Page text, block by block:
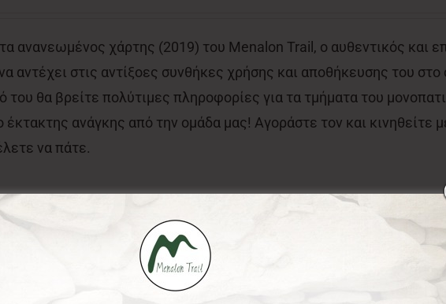
ανανεωμένος χάρτης (2019) του Menalon Trail, ο αυθεντικός και
αντέχει στις αντίξοες συνθήκες χρήσης και αποθήκευσης του
του θα βρείτε πολύτιμες πληροφορίες για τα τμήματα του
ανάγκης από την ομάδα μας! Αγοράστε τον και κινηθείτε
να πάτε.